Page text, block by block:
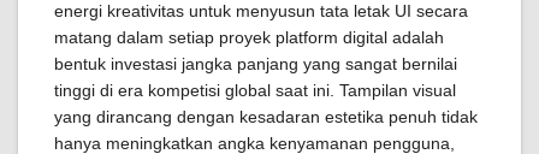
energi kreativitas untuk menyusun tata letak UI secara
matang dalam setiap proyek platform digital adalah
bentuk investasi jangka panjang yang sangat bernilai
tinggi di era kompetisi global saat ini. Tampilan visual
yang dirancang dengan kesadaran estetika penuh tidak
hanya meningkatkan angka kenyamanan pengguna,